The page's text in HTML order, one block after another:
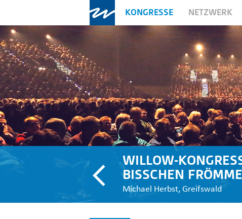
KONGRESSE NETZWERK
WILLOW-
BISSCHEN
Michael Herbst, Greifswald